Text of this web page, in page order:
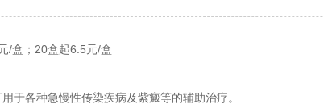
/盒；20盒起6.5元/盒
于各种急慢性传染疾病及紫癜等的辅助治疗。